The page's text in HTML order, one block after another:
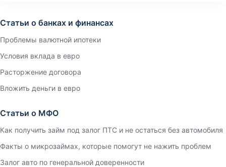
Статьи о банках и финансах
Проблемы валютной ипотеки
Условия вклада в евро
Расторжение договора
Вложить деньги в евро
Статьи о МФО
Как получить займ под залог ПТС и не остаться без автомобиля
Факты о микрозаймах, которые помогут не нажить проблем
Залог авто по генеральной доверенности